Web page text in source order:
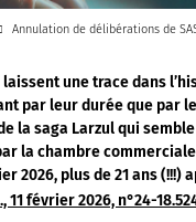
Annulation de délibérations de
une trace dans
par leur durée que par
la saga Larzul qui
la chambre
2026, plus de 21 ans (!!!)
11 février 2026, n°24-